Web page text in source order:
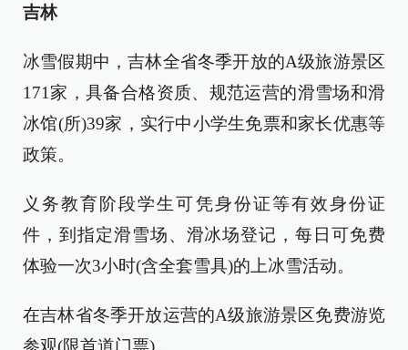
吉林
冰雪假期中，吉林全省冬季开放的A级旅游景区
171家，具备合格资质、规范运营的滑雪场和滑
冰馆(所)39家，实行中小学生免票和家长优惠等
政策。
义务教育阶段学生可凭身份证等有效身份证
件，到指定滑雪场、滑冰场登记，每日可免费
体验一次3小时(含全套雪具)的上冰雪活动。
在吉林省冬季开放运营的A级旅游景区免费游览
参观(限首道门票)。